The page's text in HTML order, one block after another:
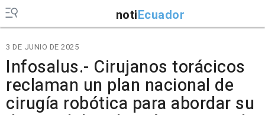
notiEcuador
3 DE JUNIO DE 2025
Infosalus.- Cirujanos torácicos
reclaman un plan nacional de
cirugía robótica para abordar su